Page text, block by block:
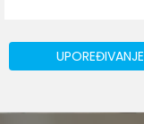
UPOREĐIVANJE